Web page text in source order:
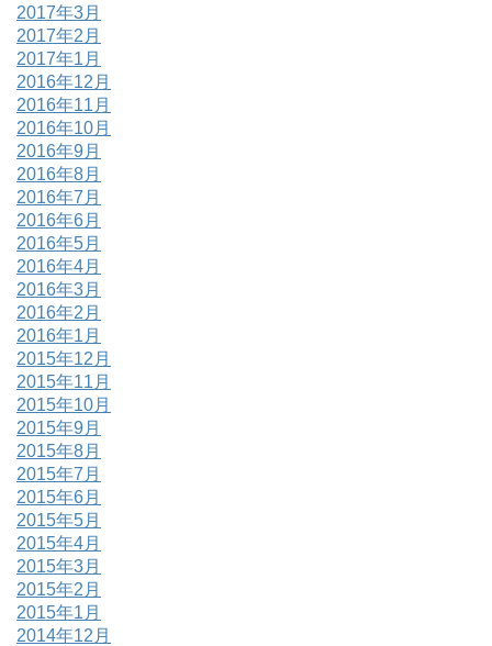
2017年3月
2017年2月
2017年1月
2016年12月
2016年11月
2016年10月
2016年9月
2016年8月
2016年7月
2016年6月
2016年5月
2016年4月
2016年3月
2016年2月
2016年1月
2015年12月
2015年11月
2015年10月
2015年9月
2015年8月
2015年7月
2015年6月
2015年5月
2015年4月
2015年3月
2015年2月
2015年1月
2014年12月